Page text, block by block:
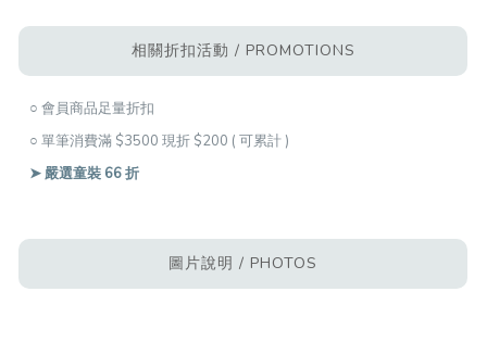
相關折扣活動 / PROMOTIONS
○ 會員商品足量折扣
○ 單筆消費滿 $3500 現折 $200 ( 可累計 )
➤ 嚴選童裝 66 折
圖片說明 / PHOTOS